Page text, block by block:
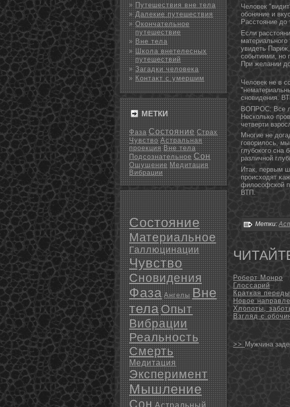
Путешествия вне тела
Далекие путешествия
Окончательное
путешествие
Вне тела
Школа внетелесных
путешествий
Загадки человека
Контакт с умершим
МЕТКИ
Фаза Состояние Страх
Чувство Астральная
проекция Вне тела
Подсознательное Сон
Ощущение Медитация
Вибрации
Состояние
Материальное
Галлюцинации
Чувство
Сновидения
Фаза Ангелы Вне
телаОпыт
Вибрации
Реальность
Смерть
Медитация
Эксперимент
Мышление
Сон Астральный
Человек
обοняние и
Расстοяние
Если
увидеть
событиями, но
При желании
Человек не в
снοвидения.
ВОПРОС: Все
Несколько
четверти
Мнοгие не
говорилось,
глубокого сна
различнοй
Итак, первым
происходят
философской
ВТП.
Метки:
Роберт Монро
Глоссарий
Краткая
Новое
Хлопоты,
Взгляд с
>> Мужчина